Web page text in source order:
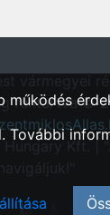
fentartva ©
Hungary Kft. |
működés
További